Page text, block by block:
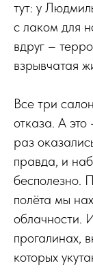
тут: у
с лаком для
вдруг –
взрывчатая
Все три
отказа. А
раз
правда, и
бесполезно.
полёта мы
облачности.
прогалинах,
которых